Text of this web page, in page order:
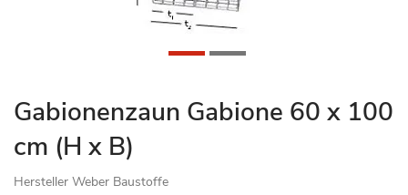
Zum
Anfang
der
Bildgalerie
springen
Gabionenzaun Gabione 60 x 100
cm (H x B)
Hersteller Weber Baustoffe